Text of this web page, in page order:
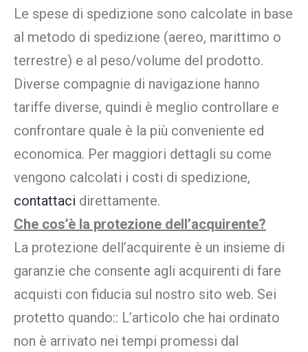
Le spese di spedizione sono calcolate in base
al metodo di spedizione (aereo, marittimo o
terrestre) e al peso/volume del prodotto.
Diverse compagnie di navigazione hanno
tariffe diverse, quindi è meglio controllare e
confrontare quale è la più conveniente ed
economica. Per maggiori dettagli su come
vengono calcolati i costi di spedizione,
contattaci direttamente.
Che cos’è la protezione dell’acquirente?
La protezione dell’acquirente è un insieme di
garanzie che consente agli acquirenti di fare
acquisti con fiducia sul nostro sito web. Sei
protetto quando:: L’articolo che hai ordinato
non è arrivato nei tempi promessi dal